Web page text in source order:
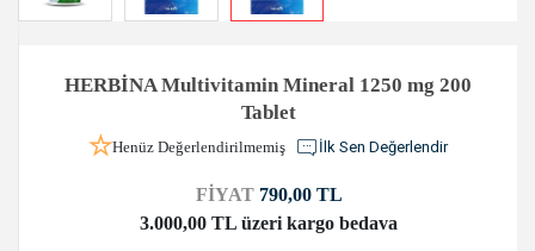
HERBİNA Multivitamin Mineral 1250 mg 200
Tablet
Henüz Değerlendirilmemiş İlk Sen Değerlendir
FİYAT 790,00 TL
3.000,00 TL üzeri kargo bedava